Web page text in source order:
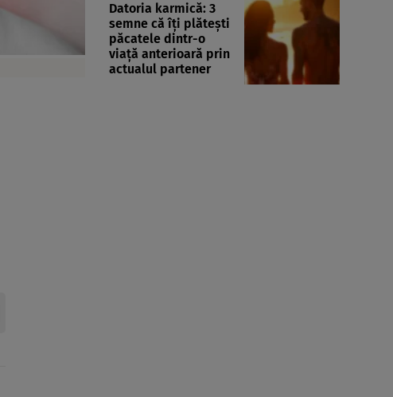
Datoria karmică: 3
semne că îți plătești
păcatele dintr-o
viață anterioară prin
actualul partener